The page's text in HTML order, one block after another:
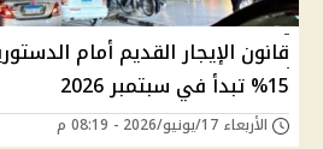
15% تبدأ في سبتمبر 2026
الأربعاء 17/يونيو/2026 - 08:19 م